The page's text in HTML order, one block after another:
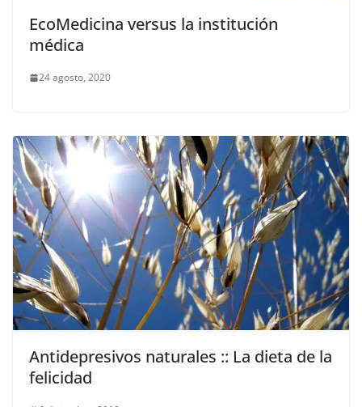
EcoMedicina versus la institución
médica
24 agosto, 2020
Antidepresivos naturales :: La dieta de la
felicidad